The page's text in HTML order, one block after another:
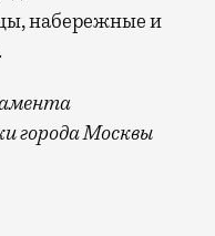
набережные и
города Москвы
праздник День